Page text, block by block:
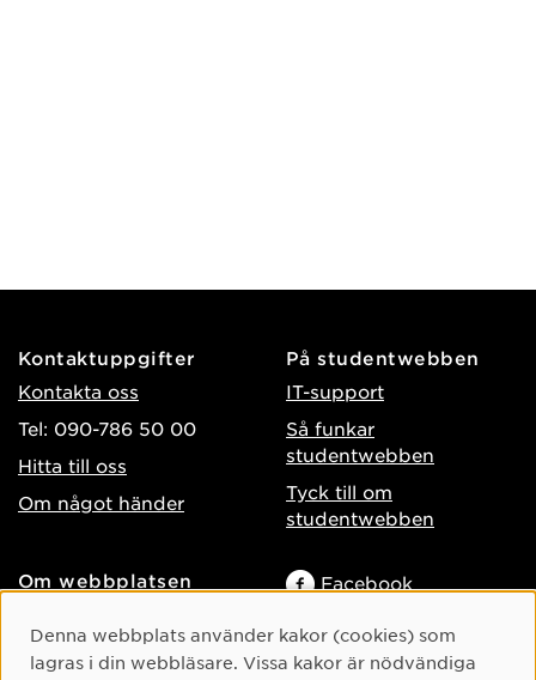
Kontaktuppgifter
Kontakta oss
Tel: 090-786 50 00
Hitta till oss
Om något händer
På studentwebben
IT-support
Så funkar
studentwebben
Tyck till om
studentwebben
Om webbplatsen
Behandling av
Facebook
TikTok
Cookie-samtycke
Denna webbplats använder kakor (cookies) som
lagras i din webbläsare. Vissa kakor är nödvändiga